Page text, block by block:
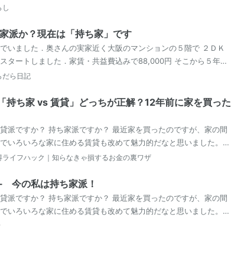
」 賃貸派か持ち家派か。…
し
派か？現在は「持ち家」です
いました．奥さんの実家近く大阪のマンションの５階で ２ＤＫ
タートしました．家賃・共益費込みで88,000円 そこから５年
とになりました（じじばば抜…
だら日記
持ち家 vs 賃貸」どっちが正解？12年前に家を買った
派ですか？ 持ち家派ですか？ 最近家を買ったのですが、家の間
いろいろな家に住める賃貸も改めて魅力的だなと思いました。皆
」 おはこんばんちわ！ …
ライフハック｜知らなきゃ損するお金の裏ワザ
の私は持ち家派！
派ですか？ 持ち家派ですか？ 最近家を買ったのですが、家の間
いろいろな家に住める賃貸も改めて魅力的だなと思いました。皆
」 永遠に語られるこの議…